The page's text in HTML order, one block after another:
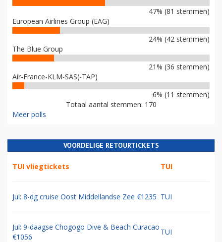
47% (81 stemmen)
European Airlines Group (EAG)
24% (42 stemmen)
The Blue Group
21% (36 stemmen)
Air-France-KLM-SAS(-TAP)
6% (11 stemmen)
Totaal aantal stemmen: 170
Meer polls
VOORDELIGE RETOURTICKETS
TUI vliegtickets TUI
Jul: 8-dg cruise Oost Middellandse Zee €1235 TUI
Jul: 9-daagse Chogogo Dive & Beach Curacao
€1056
TUI